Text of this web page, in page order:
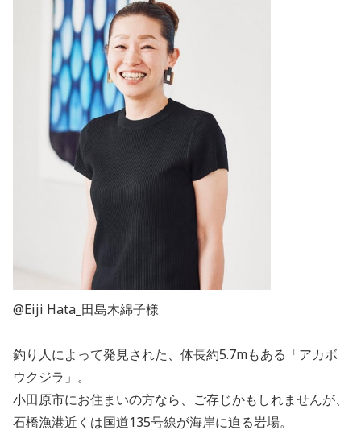
@Eiji Hata_田島木綿子様
釣り人によって発見された、体長約5.7mもある「アカボ
ウクジラ」。
小田原市にお住まいの方なら、ご存じかもしれませんが、
石橋漁港近くは国道135号線が海岸に迫る岩場。